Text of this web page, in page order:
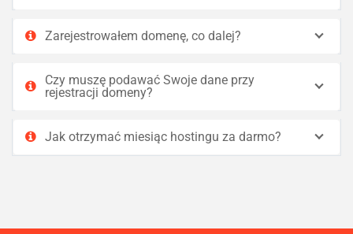
Zarejestrowałem domenę, co dalej?
Czy muszę podawać Swoje dane przy
rejestracji domeny?
Jak otrzymać miesiąc hostingu za darmo?